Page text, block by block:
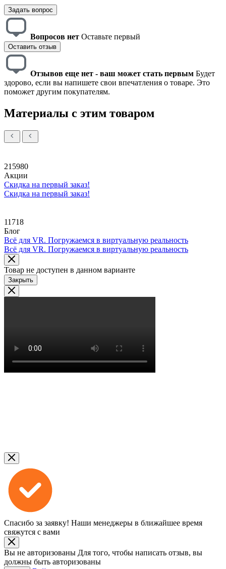
Задать вопрос
Вопросов нет Оставьте первый
Оставить отзыв
Отзывов еще нет - ваш может стать первым Будет
здорово, если вы напишете свои впечатления о товаре. Это
поможет другим покупателям.
Материалы с этим товаром
215980
Акции
Скидка на первый заказ!
Скидка на первый заказ!
11718
Блог
Всё для VR. Погружаемся в виртуальную реальность
Всё для VR. Погружаемся в виртуальную реальность
Товар не доступен в данном варианте
Закрыть
Спасибо за заявку! Наши менеджеры в ближайшее время
свяжутся с вами
Вы не авторизованы Для того, чтобы написать отзыв, вы
должны быть авторизованы